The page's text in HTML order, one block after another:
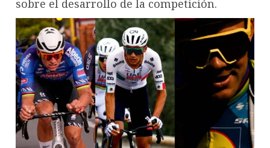
sobre el desarrollo de la competición.